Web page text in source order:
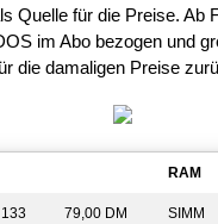
Quelle für die Preise. Ab
im Abo bezogen und
die damaligen Preise
RAM
133
79,00 DM
SIMM